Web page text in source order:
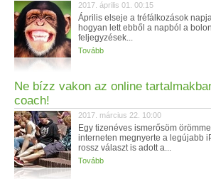
2017. április 01. 00:15
Április elseje a tréfálkozások
hogyan lett ebből a napból a
feljegyzések...
Tovább
Ne bízz vakon az online
coach!
2017. március 22. 10:00
Egy tizenéves ismerősöm
interneten megnyerte a legújabb
rossz választ is adott a...
Tovább